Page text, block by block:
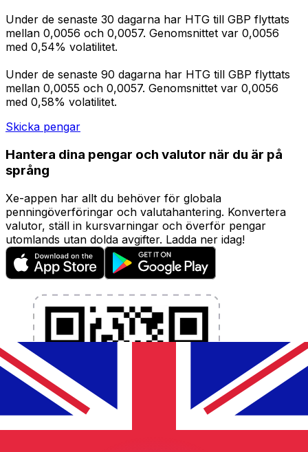
Under de senaste 30 dagarna har HTG till GBP flyttats
mellan 0,0056 och 0,0057. Genomsnittet var 0,0056
med 0,54% volatilitet.
Under de senaste 90 dagarna har HTG till GBP flyttats
mellan 0,0055 och 0,0057. Genomsnittet var 0,0056
med 0,58% volatilitet.
Skicka pengar
Hantera dina pengar och valutor när du är på
språng
Xe-appen har allt du behöver för globala
penningöverföringar och valutahantering. Konvertera
valutor, ställ in kursvarningar och överför pengar
utomlands utan dolda avgifter. Ladda ner idag!